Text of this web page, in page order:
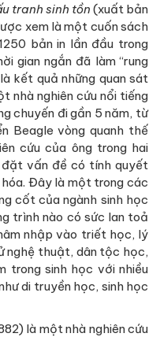
tranh sinh tồn (xuất bản
xem là một cuốn sách
bản in lần đầu trong
gian ngắn đã làm “rung
kết quả những quan sát
nhà nghiên cứu nổi tiếng
chuyến đi gần 5 năm, từ
Beagle vòng quanh thế
cứu của ông trong hai
đặt vấn đề có tính quyết
Đây là một trong các
cốt của ngành sinh học
trình nào có sức lan toả
nhập vào triết học, lý
nghệ thuật, dân tộc học,
trong sinh học với nhiều
di truyền học, sinh học
là một nhà nghiên cứu